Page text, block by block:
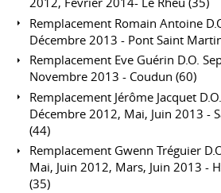
Remplacement Romain Antoine
Décembre 2013 - Pont Saint
Remplacement Eve Guérin D.O.
Novembre 2013 - Coudun (60)
Remplacement Jérôme Jacquet
Décembre 2012, Mai, Juin 2013 -
(44)
Remplacement Gwenn Tréguier
Mai, Juin 2012, Mars, Juin 2013 -
(35)